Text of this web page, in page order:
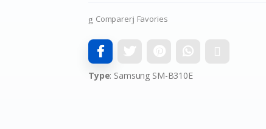
Comparer Favories
Type: Samsung SM-B310E